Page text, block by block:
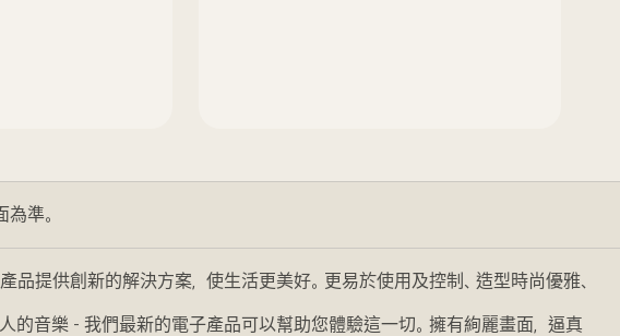
準。
提供創新的解決方案，使生活更美好。更易於使用及控制、造型時尚優雅、
音樂 - 我們最新的電子產品可以幫助您體驗這一切。擁有絢麗畫面，逼真